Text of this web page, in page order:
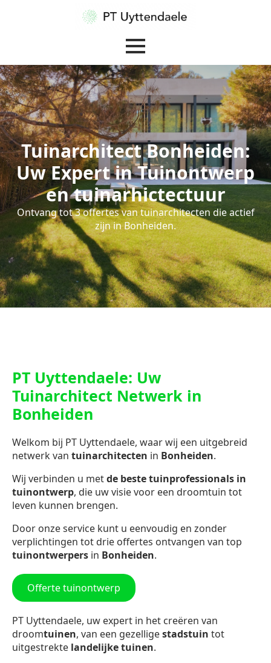
Tuinarchitect Bonheiden:
Uw Expert in Tuinontwerp
en tuinarhictectuur
Ontvang tot 3 offertes van tuinarchitecten die actief
zijn in Bonheiden.
PT Uyttendaele: Uw
Tuinarchitect Netwerk in
Bonheiden
Welkom bij PT Uyttendaele, waar wij een uitgebreid
netwerk van tuinarchitecten in Bonheiden.
Wij verbinden u metde beste tuinprofessionals in
tuinontwerp, die uw visie voor een droomtuin tot
leven kunnen brengen.
Door onze service kunt u eenvoudig en zonder
verplichtingen tot drie offertes ontvangen van top
tuinontwerpers in Bonheiden.
Offerte tuinontwerp
PT Uyttendaele, uw expert in het creëren van
droomtuinen, van een gezelligestadstuin tot
uitgestrekte landelijke tuinen.